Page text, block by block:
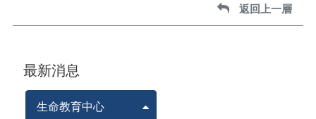
返回上一層
返回上一層
最新消息
生命教育中心